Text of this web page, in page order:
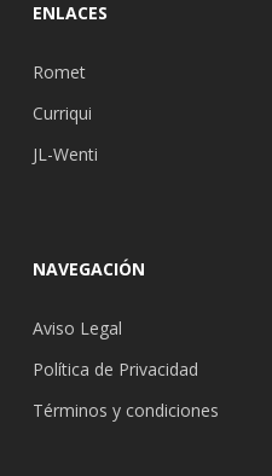
ENLACES
Romet
Curriqui
JL-Wenti
NAVEGACIÓN
Aviso Legal
Política de Privacidad
Términos y condiciones